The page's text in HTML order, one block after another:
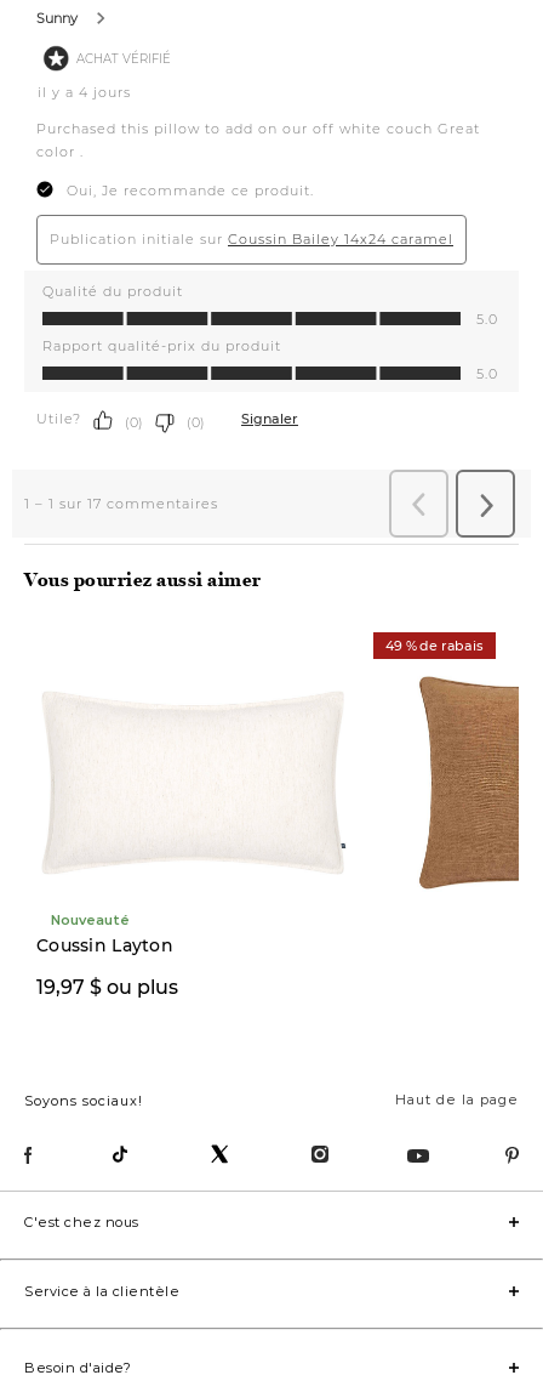
Vous pourriez aussi aimer
Nouveauté
Coussin Layton
19,97 $ ou plus
49 % de rabais
Haut de la page
Soyons sociaux!
C'est chez nous
Service à la clientèle
Besoin d'aide?